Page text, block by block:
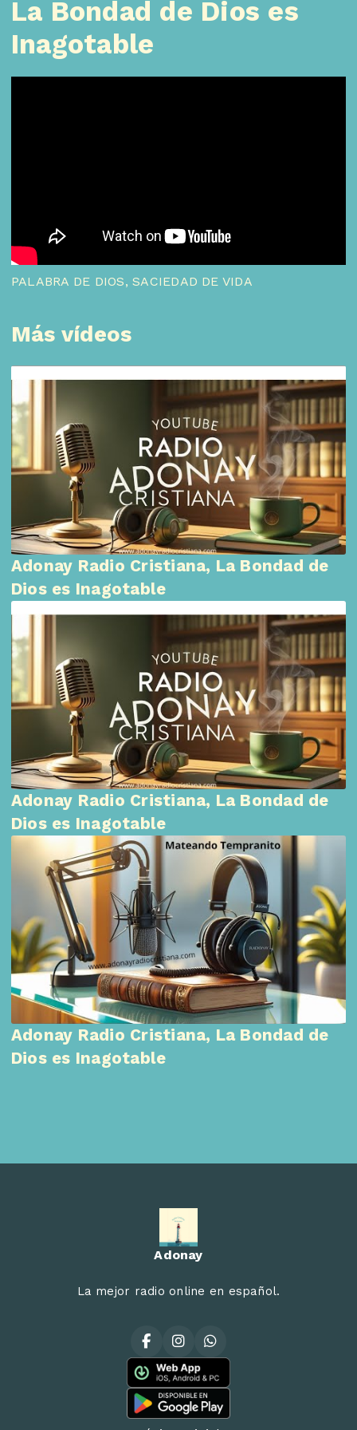
La Bondad de Dios es
Inagotable
Más vídeos
Adonay Radio Cristiana, La Bondad de
Dios es Inagotable
Adonay Radio Cristiana, La Bondad de
Dios es Inagotable
Adonay Radio Cristiana, La Bondad de
Dios es Inagotable
PALABRA DE DIOS, SACIEDAD DE VIDA
Adonay
La mejor radio online en español.